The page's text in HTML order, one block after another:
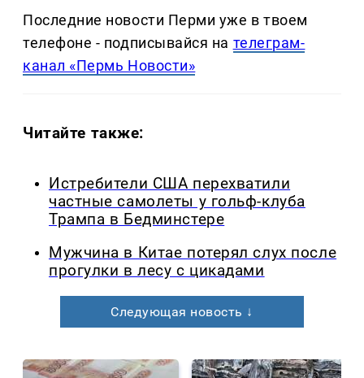
Последние новости Перми уже в твоем
телефоне - подписывайся на телеграм-
канал «Пермь Новости»
Читайте также:
Истребители США перехватили
частные самолеты у гольф-клуба
Трампа в Бедминстере
Мужчина в Китае потерял слух после
прогулки в лесу с цикадами
Следующая новость ↓